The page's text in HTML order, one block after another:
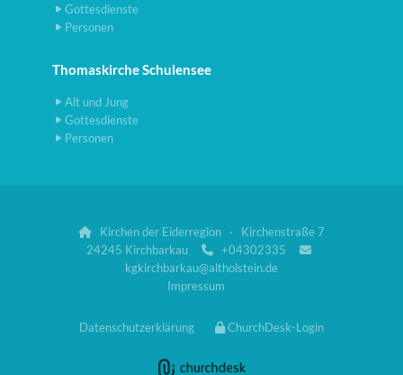
Gottesdienste
Personen
Thomaskirche Schulensee
Alt und Jung
Gottesdienste
Personen

Kirchen der Eiderregion · Kirchenstraße 7
24245 Kirchbarkau
 +04302335 
kgkirchbarkau@altholstein.de
Impressum
Datenschutzerklärung ChurchDesk-Login